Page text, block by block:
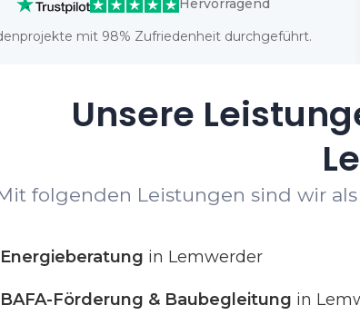
Hervorragend
mit 98% Zufriedenheit durchgeführt.
Unsere
folgenden Leistungen sind wir
Energieberatung in Lemwerder
BAFA-Förderung & Baubegleitung in